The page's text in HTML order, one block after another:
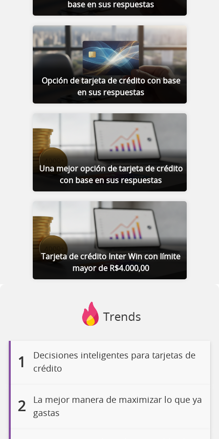
base en sus respuestas
Opción de tarjeta de crédito con base
en sus respuestas
Una mejor opción de tarjeta de crédito
con base en sus respuestas
Tarjeta de crédito Inter Win con límite
mayor de R$4.000,00
Trends
1
Decisiones inteligentes para tarjetas de
crédito
2
La mejor manera de maximizar lo que ya
gastas